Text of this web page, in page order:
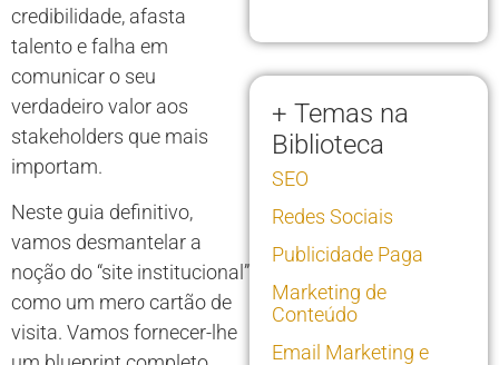
credibilidade, afasta
talento e falha em
comunicar o seu
verdadeiro valor aos
stakeholders que mais
importam.
Neste guia definitivo,
vamos desmantelar a
noção do “site institucional”
como um mero cartão de
visita. Vamos fornecer-lhe
+ Temas na
Biblioteca
SEO
Redes Sociais
Publicidade Paga
Marketing de
Conteúdo
Email Marketing e